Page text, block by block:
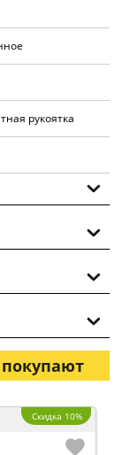
рукоятка
Скидка 10%